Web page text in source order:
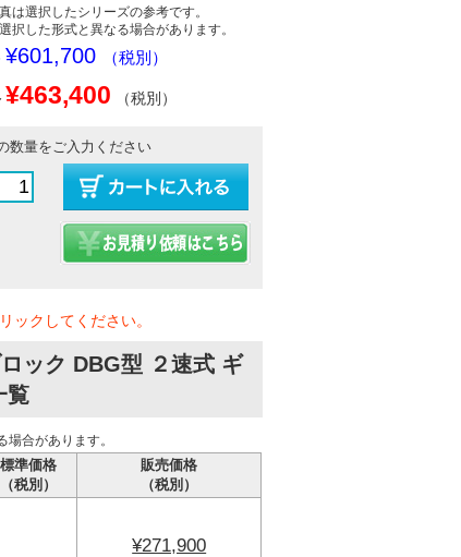
は選択したシリーズの参考です。
択した形式と異なる場合があります。
¥601,700 （税別）
¥463,400 （税別）
数量をご入力ください
ックしてください。
ック DBG型 ２速式 ギ
覧
合があります。
標準価格
（税別）
販売価格
（税別）
¥271,900